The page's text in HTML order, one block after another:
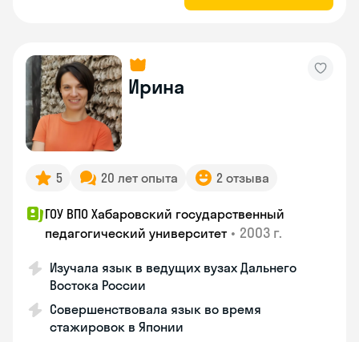
Ирина
5 20 лет опыта 2 отзыва
ГОУ ВПО Хабаровский государственный
педагогический университет • 2003 г.
Изучала язык в ведущих вузах Дальнего
Востока России
Совершенствовала язык во время
стажировок в Японии